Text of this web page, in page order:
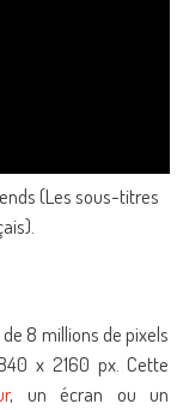
(Les sous-titres
8 millions de pixels
x 2160 px. Cette
, un écran ou un